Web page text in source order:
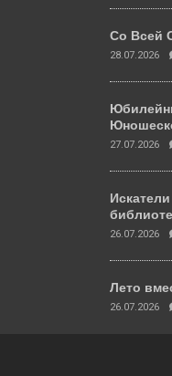
Со Всей
28.07.2026
27.07.2026
26.07.2026
Лето
26.07.2026